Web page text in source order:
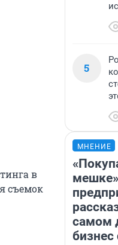
в
съемок
5
МНЕНИЕ
самом
бизнес